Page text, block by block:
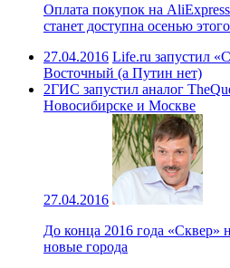
Оплата покупок на
станет доступна осенью
27.04.2016 Life.ru запустил
Восточный (а Путин нет)
2ГИС запустил аналог
Новосибирске и Москве
27.04.2016
До конца 2016 года «Сквер»
новые города